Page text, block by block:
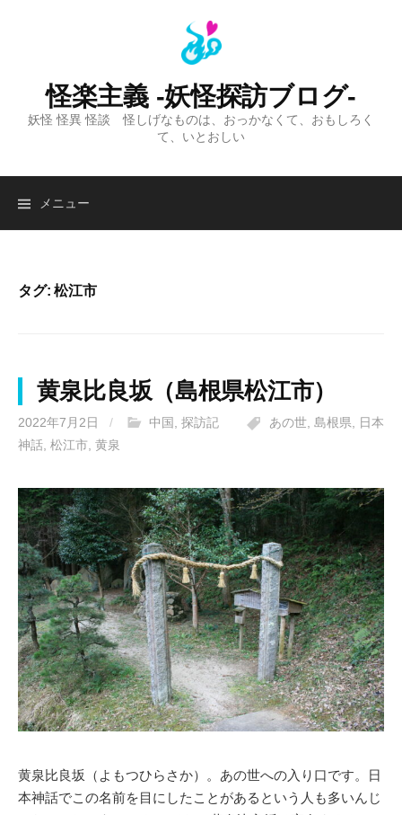
怪楽主義 -妖怪探訪ブログ-
妖怪 怪異 怪談 怪しげなものは、おっかなくて、おもしろく
て、いとおしい
メニュー
タグ:松江市
黄泉比良坂（島根県松江市）
2022年7月2日 / 中国, 探訪記 あの世, 島根県, 日本
神話 松江市 黄泉
黄泉比良坂（よもつひらさか）。あの世への入り口です。日
本神話でこの名前を目にしたことがあるという人も多いんじ